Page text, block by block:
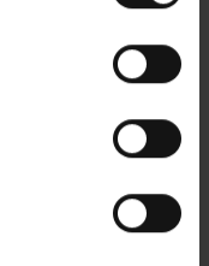
+
+